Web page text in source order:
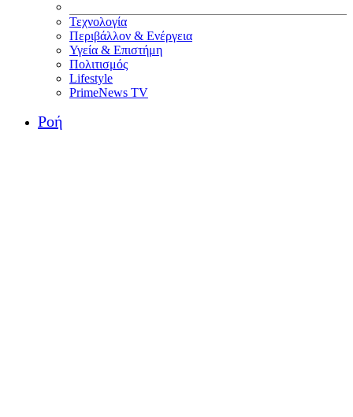
Τεχνολογία
Περιβάλλον & Ενέργεια
Υγεία & Επιστήμη
Πολιτισμός
Lifestyle
PrimeNews TV
Ροή